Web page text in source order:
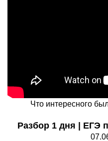
Что интересного
Разбор 1 дня | ЕГЭ